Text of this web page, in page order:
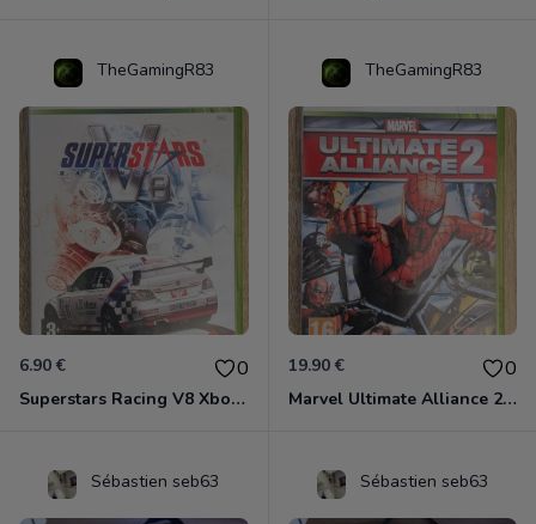
TheGamingR83
6.90 € 0
Superstars Racing V8 Xbox 360
TheGamingR83
19.90 € 0
Marvel Ultimate Alliance 2 Xbox 360
Sébastien seb63 Sébastien seb63